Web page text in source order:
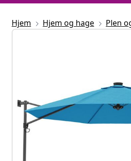
Hjem Hjem og hage Plen